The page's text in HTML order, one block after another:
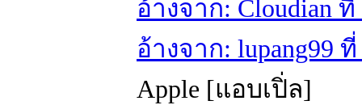
อ้างจาก: Cloudian
อ้างจาก: lupang99
Apple [แอบเปิ่ล]